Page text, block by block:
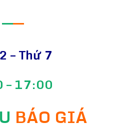
——
– Thứ 7
– 17:00
BÁO GIÁ